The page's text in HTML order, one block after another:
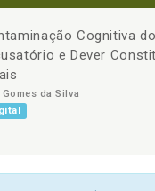
Cognitiva
e Dever
da Silva
- +